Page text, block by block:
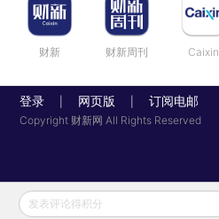
财新 财新周刊 Caixin
登录 网页版 订阅电邮
Copyright 财新网 All Rights Reserved
发表评论得积分